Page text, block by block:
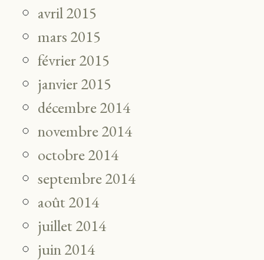
avril 2015
mars 2015
février 2015
janvier 2015
décembre 2014
novembre 2014
octobre 2014
septembre 2014
août 2014
juillet 2014
juin 2014